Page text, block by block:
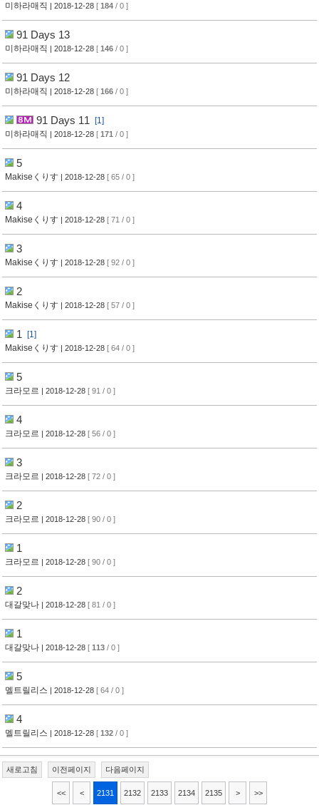
미하라매직 | 2018-12-28 [ 184 / 0 ]
91 Days 13
미하라매직 | 2018-12-28 [ 146 / 0 ]
91 Days 12
미하라매직 | 2018-12-28 [ 166 / 0 ]
91 Days 11
[1]
미하라매직 | 2018-12-28 [ 171 / 0 ]
5
Makiseくりす | 2018-12-28 [ 65 / 0 ]
4
Makiseくりす | 2018-12-28 [ 71 / 0 ]
3
Makiseくりす | 2018-12-28 [ 92 / 0 ]
2
Makiseくりす | 2018-12-28 [ 57 / 0 ]
1
[1]
Makiseくりす | 2018-12-28 [ 64 / 0 ]
5
크라모르 | 2018-12-28 [ 91 / 0 ]
4
크라모르 | 2018-12-28 [ 56 / 0 ]
3
크라모르 | 2018-12-28 [ 72 / 0 ]
2
크라모르 | 2018-12-28 [ 90 / 0 ]
1
크라모르 | 2018-12-28 [ 90 / 0 ]
2
대갈맞나 | 2018-12-28 [ 81 / 0 ]
1
대갈맞나 | 2018-12-28 [ 113 / 0 ]
5
멜트릴리스 | 2018-12-28 [ 64 / 0 ]
4
멜트릴리스 | 2018-12-28 [ 132 / 0 ]
새로고침 이전페이지 다음페이지
<< < 2131 2132 2133 2134 2135 > >>